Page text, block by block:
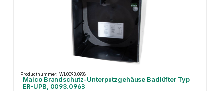
Productnummer: WL0093.0968
Maico Brandschutz-Unterputzgehäuse Badlüfter Typ
ER-UPB, 0093.0968